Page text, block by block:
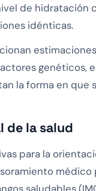
de hidratación
idénticas.
la forma en que
de la salud
para la